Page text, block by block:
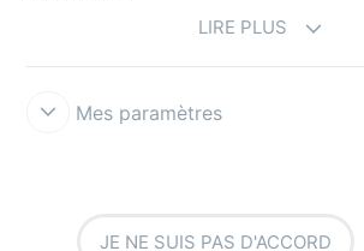
LIRE PLUS
Mes paramètres
JE NE SUIS PAS D'ACCORD